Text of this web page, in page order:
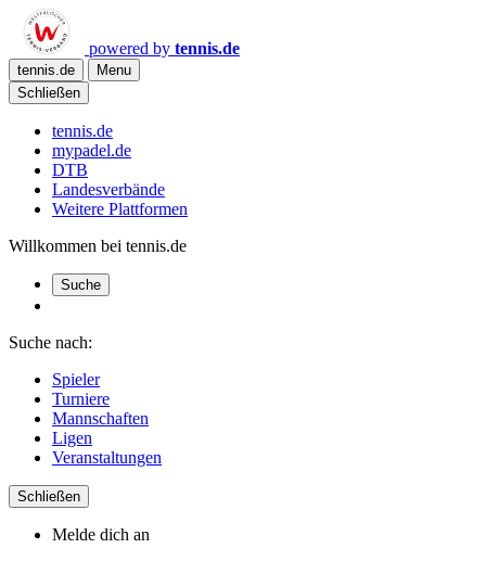
powered by tennis.de
tennis.de
Menu
Schließen
tennis.de
mypadel.de
DTB
Landesverbände
Weitere Plattformen
Willkommen bei tennis.de
Suche
Suche nach:
Spieler
Turniere
Mannschaften
Ligen
Veranstaltungen
Schließen
Melde dich an